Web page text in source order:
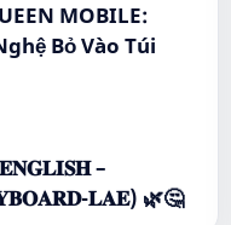
MOBILE:
Bỏ Vào Túi
–
𝐋𝐀𝐄) 🌿🤔